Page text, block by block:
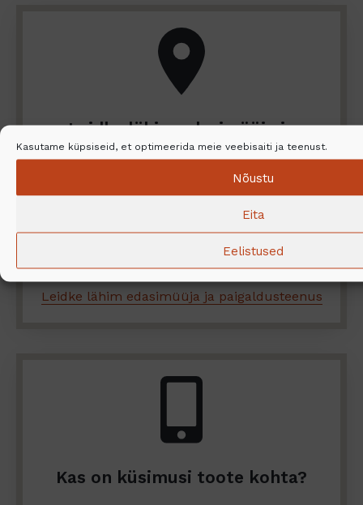
Kasutame küpsiseid, et optimeerida meie veebisaiti ja teenust.
Nõustu
Eita
Eelistused
Leidke lähim edasimüüja ja
paigaldusteenus
Kas soovite uurida NunnaUuni tootevalikut
lähemalt? Kas vajate abi paigaldamisel? Siit
võite leida lähima edasimüüja ja ettevõtte
pakutud paigaldusteenused.
Leidke lähim edasimüüja ja paigaldusteenus
Kas on küsimusi toote kohta?